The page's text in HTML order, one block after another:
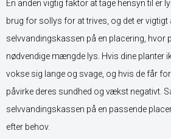
En anden vigtig faktor at tage hensyn til er
brug for sollys for at trives, og det er vigtigt
selvvandingskassen på en placering, hvor
nødvendige mængde lys. Hvis dine planter
vokse sig lange og svage, og hvis de får
påvirke deres sundhed og vækst negativt.
selvvandingskassen på en passende
efter behov.